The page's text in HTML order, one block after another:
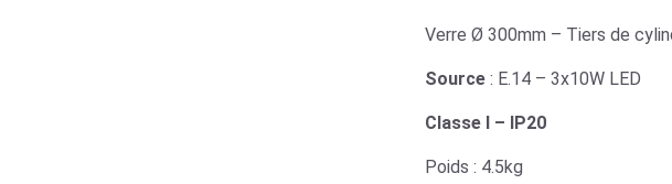
Verre Ø 300mm – Tiers de
Source : E.14 – 3x10W LED
Classe I – IP20
Poids : 4.5kg